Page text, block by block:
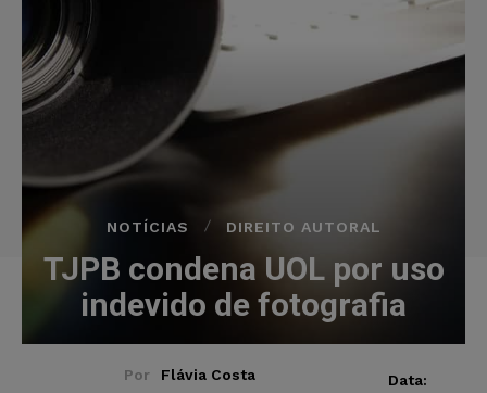
NOTÍCIAS DIREITO AUTORAL
TJPB condena UOL por uso
indevido de fotografia
Por Flávia Costa
Data: